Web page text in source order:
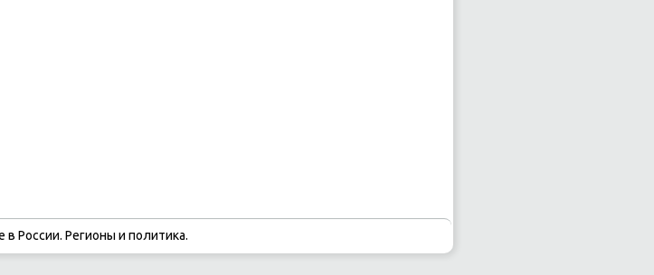
в России. Регионы и политика.